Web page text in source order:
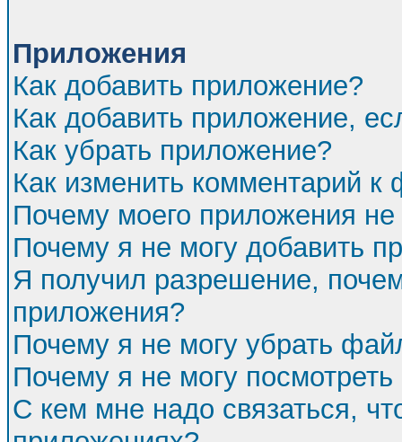
Приложения
Как добавить приложение?
Как добавить приложение,
Как убрать приложение?
Как изменить комментарий к
Почему моего приложения не
Почему я не могу добавить
Я получил разрешение,
приложения?
Почему я не могу убрать
Почему я не могу
С кем мне надо связаться,